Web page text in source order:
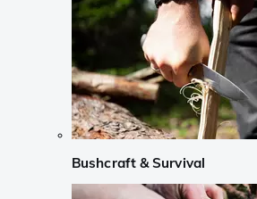
Bushcraft & Survival